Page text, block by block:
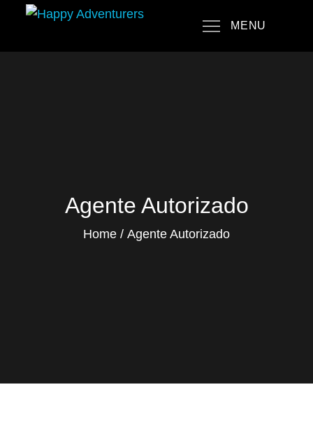
content
MENU
Agente Autorizado
Home Agente Autorizado